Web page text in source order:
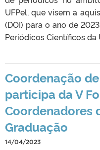
UFPel, que visem a
(DOI) para o ano de
Periódicos Científicos da
Coordenação
participa da V
Coordenadores
Graduação
14/04/2023